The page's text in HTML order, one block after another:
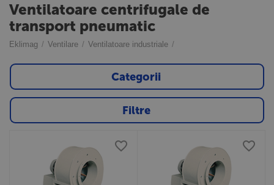
Ventilatoare centrifugale de
transport pneumatic
Eklimag / Ventilare / Ventilatoare industriale /
Categorii
Filtre